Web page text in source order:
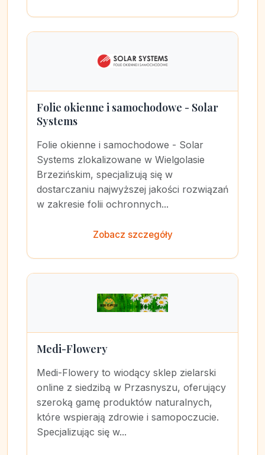
Folie okienne i samochodowe - Solar
Systems
Folie okienne i samochodowe - Solar
Systems zlokalizowane w Wielgolasie
Brzezińskim, specjalizują się w
dostarczaniu najwyższej jakości rozwiązań
w zakresie folii ochronnych...
Zobacz szczegóły
Medi-Flowery
Medi-Flowery to wiodący sklep zielarski
online z siedzibą w Przasnyszu, oferujący
szeroką gamę produktów naturalnych,
które wspierają zdrowie i samopoczucie.
Specjalizując się w...